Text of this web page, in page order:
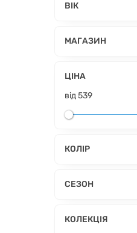
ВІК
МАГАЗИН
ЦІНА
від539
КОЛІР
СЕЗОН
КОЛЕКЦІЯ